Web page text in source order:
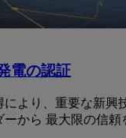
電の認証
より、重要な新興
から 最大限の信頼